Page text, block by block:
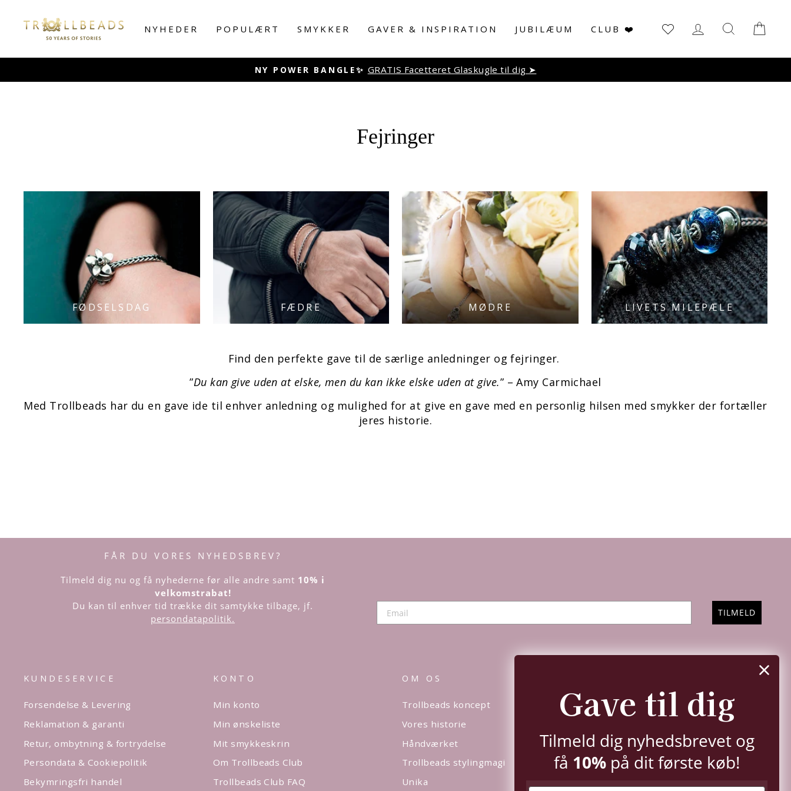
NYHEDER POPULÆRT SMYKKER GAVER & INSPIRATION JUBILÆUM CLUB ❤️ LOG INSØG
Pause
✨ FRA ARKIVET Udvalgte designs er tilbage – kun så længe lager haves.
Fejringer
FØDSELSDAG FÆDRE MØDRE LIVETS MILEPÆLE
Find den perfekte gave til de særlige anledninger og fejringer.
”Du kan give uden at elske, men du kan ikke elske uden at give.” – Amy Carmichael
Med Trollbeads har du en gave ide til enhver anledning og mulighed for at give en gave med en personlig hilsen med smykker der fortæller
jeres historie.
FÅR DU VORES NYHEDSBREV?
Tilmeld dig nu og få nyhederne før alle andre samt 10% i
velkomstrabat!
Du kan til enhver tid trække dit samtykke tilbage, jf.
persondatapolitik.
TILMELD
KUNDESERVICE
Forsendelse & Levering
Reklamation & garanti
Retur, ombytning & fortrydelse
Persondata & Cookiepolitik
Bekymringsfri handel
KONTO
Min konto
Min ønskeliste
Mit smykkeskrin
Om Trollbeads Club
Trollbeads Club FAQ
OM OS
Trollbeads koncept
Vores historie
Håndværket
Trollbeads stylingmagi
Unika
Instagram
FacebookYouTubePinterest
TikTokLinkedIn
Gave til dig
Tilmeld dig nyhedsbrevet og
få 10% på dit første køb!